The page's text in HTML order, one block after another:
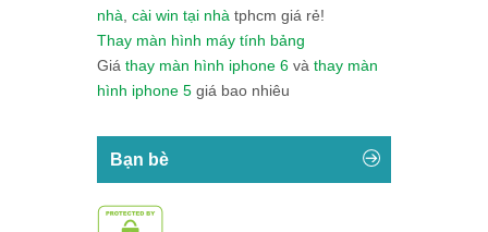
nhà cài win tại nhà tphcm giá rẻ!
Thay màn hình máy tính bảng
Giá thay màn hình iphone 6 và thay màn
hình iphone 5 giá bao nhiêu
Bạn bè